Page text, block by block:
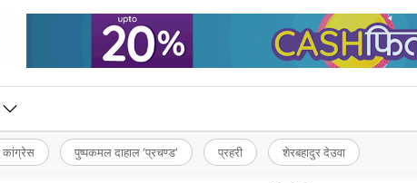
कांग्रेस पुष्पकमल दाहाल ‘प्रचण्ड’ प्रहरी शेरबहादुर देउवा